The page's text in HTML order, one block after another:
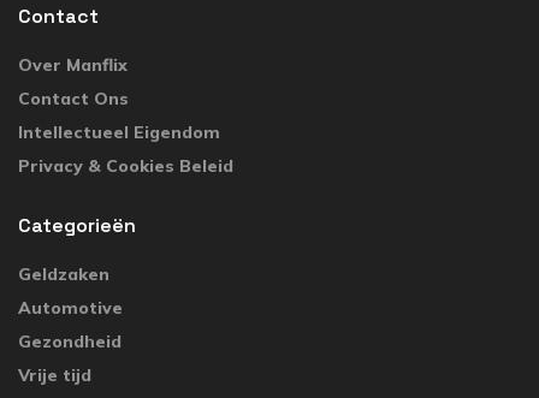
Contact
Over Manflix
Contact Ons
Intellectueel Eigendom
Privacy & Cookies Beleid
Categorieën
Geldzaken
Automotive
Gezondheid
Vrije tijd